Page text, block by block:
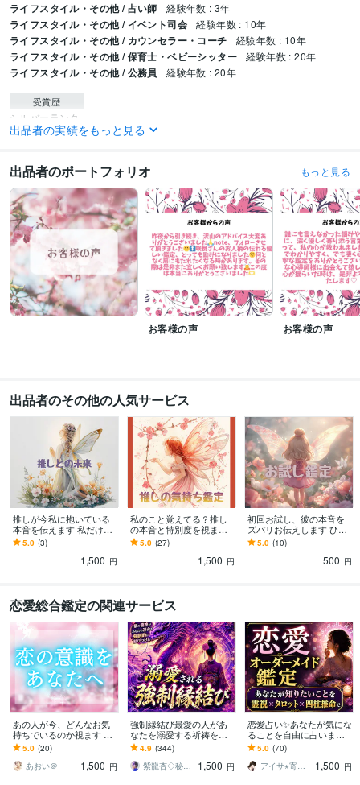
ライフスタイル・その他 / 占い師 経験年数 : 3年
ライフスタイル・その他 / イベント司会 経験年数 : 10年
ライフスタイル・その他 / カウンセラー・コーチ 経験年数 : 10年
ライフスタイル・その他 / 保育士・ベビーシッター 経験年数 : 20年
ライフスタイル・その他 / 公務員 経験年数 : 20年
受賞歴
シルバーランク
認定心理士
保育士 取得年 : 1989年
幼稚園教諭免許 取得年 : 1989年
普通自動車第一種運転免許 取得年 : 1989年
ビジネス・クリエイティブツール
Excel:25年Google スプレッドシート:2年Google ドキュメント:2年
PowerPoint:15年Word:25年Moneyfoward:1年ChatGPT:0年
iMovie:3年
Canva:0年
得意分野
悩み相談・カウンセリング 霊感タロット×恋愛カウンセリング
出品者の実績をもっと見る
出品者のポートフォリオ もっと見る
お客様の声 お客様の声
出品者のその他の人気サービス
推しが今私に抱いている
本音を伝えます 私だけに
向けられた本音に、心が
ほどけていく
5.0 (3)
1,500 円
私のこと覚えてる？推し
の本音と特別度を視ます
「もしかして覚えられて
る？」推しの本音を読み
5.0 (27)
1,500 円
初回お試し、彼の本音を
ズバリお伝えします ひと
りで悩む夜に、彼の本音
という答えをお伝えしま
5.0 (10)
500 円
恋愛総合鑑定の関連サービス
あの人が今、どんなお気
持ちでいるのか視ます あ
なた様にどのような意識
を向けているのか読み解
いてまいります
5.0 (20)
あおい＠
1,500 円
強制縁結び最愛の人があ
なたを溺愛する祈祷を行
います 最愛の人に追われ
たい方のみ。片想い•相手
の気持ちを知りたい方
4.9 (344)
紫龍杏◇秘伝の縁結び祈祷師
1,500 円
恋愛占い✨️あなたが気にな
ることを自由に占います
彼の本音や二人の未来等
◆片思いも復縁も不倫も
◆霊視×タロット
5.0 (70)
アイサ⋆寄り添い士
1,500 円